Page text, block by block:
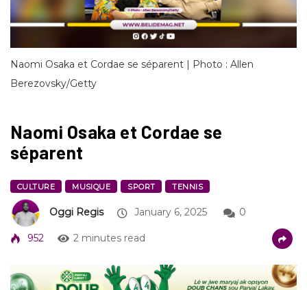
Naomi Osaka et Cordae se séparent | Photo : Allen
Berezovsky/Getty
Naomi Osaka et Cordae se
séparent
CULTURE MUSIQUE SPORT TENNIS
Oggi Regis January 6, 2025 0
952 2 minutes read